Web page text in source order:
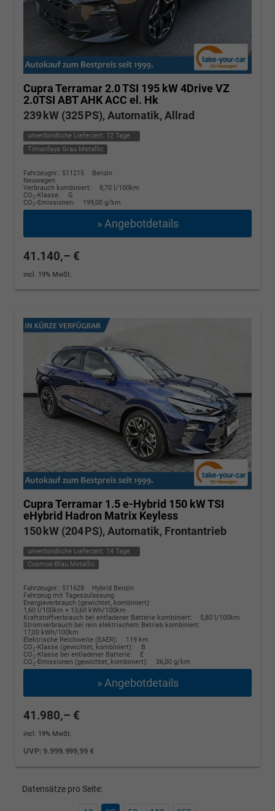
Cupra Terramar2.0 TSI 195 kW 4Drive VZ
2.0TSI ABT AHK ACC el. Hk
239 kW (325 PS), Automatik, Allrad
unverbindliche Lieferzeit: 12 Tage
Timanfaya Grau Metallic
Fahrzeugnr.: 511215
Benzin
Neuwagen
Verbrauch kombiniert:
8,70 l/100km
CO2-Klasse:
G
CO2-Emissionen: 199,00 g/km
» Angebotdetails
41.140,– €
incl. 19% MwSt.
Cupra Terramar 1.5 e-Hybrid 150 kW TSI
eHybrid Hadron Matrix Keyless
150 kW (204 PS), Automatik, Frontantrieb
unverbindliche Lieferzeit: 14 Tage
Cosmos-Blau Metallic
Fahrzeugnr.: 511628
Hybrid Benzin
Fahrzeug mit Tageszulassung
Energieverbrauch (gewichtet, kombiniert):
1,60 l/100km + 13,60 kWh/100km
Kraftstoffverbrauch bei entladener Batterie kombiniert:
5,80 l/100km
Stromverbrauch bei rein elektrischem Betrieb kombiniert:
17,00 kWh/100km
Elektrische Reichweite (EAER):
119 km
CO2-Klasse (gewichtet, kombiniert):
B
CO2-Klasse bei entladener Batterie:
E
CO2-Emissionen (gewichtet, kombiniert): 36,00 g/km
» Angebotdetails
41.980,– €
incl. 19% MwSt.
UVP: 9.999.999,99 €
Datensätze pro Seite: